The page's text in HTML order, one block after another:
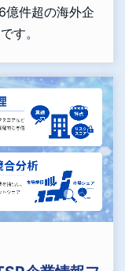
億件超の海外企
す。